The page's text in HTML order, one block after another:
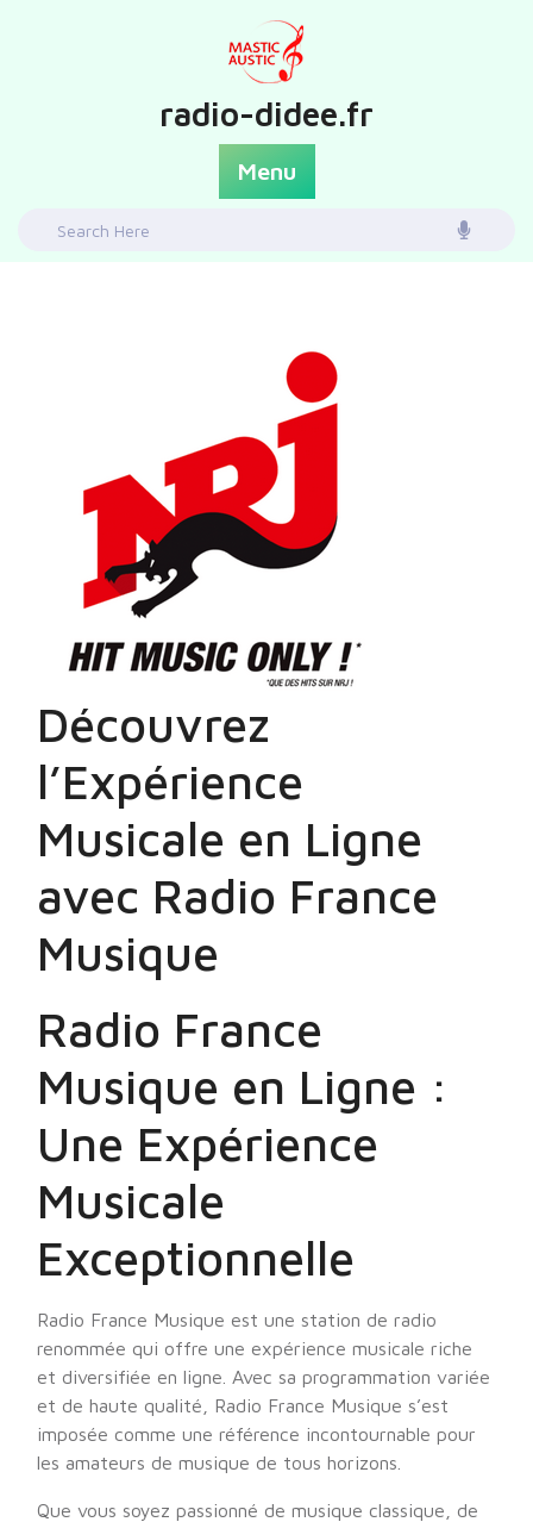
radio-didee.fr
Menu
Search
Découvrez
l’Expérience
Musicale en Ligne
avec Radio France
Musique
Radio France
Musique en Ligne :
Une Expérience
Musicale
Exceptionnelle
Radio France Musique est une station de radio
renommée qui offre une expérience musicale riche
et diversifiée en ligne. Avec sa programmation variée
et de haute qualité, Radio France Musique s’est
imposée comme une référence incontournable pour
les amateurs de musique de tous horizons.
Que vous soyez passionné de musique classique, de